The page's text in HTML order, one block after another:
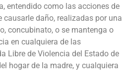
entendido como las acciones de
daño, realizadas por una
concubinato, o se mantenga o
en cualquiera de las
Libre de Violencia del Estado de
hogar de la madre, y cualquiera